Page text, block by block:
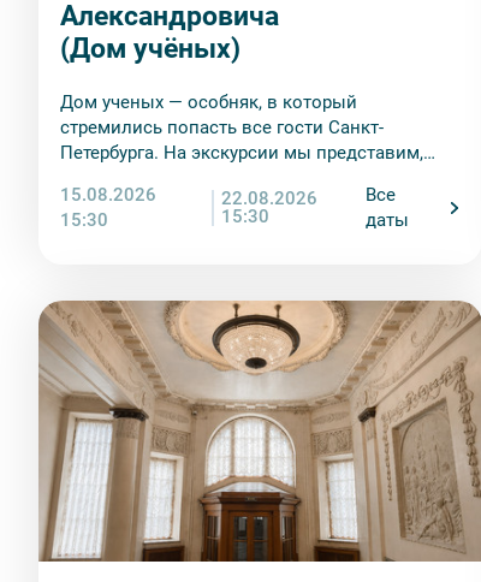
9. На ряд экскурсий туроператор
сохранность оборудования во время
экскурсанта. В случае утери или порчи
Внимание! В составе экскурсионного
интерьеры могут быть недоступны по решению
Александровича
(Дом учёных)
Дом ученых — особняк, в который
стремились попасть все гости Санкт-
Петербурга. На экскурсии мы представим,
парадных залах
15.08.2026
15:30
22.08.2026
15:30
Все
даты